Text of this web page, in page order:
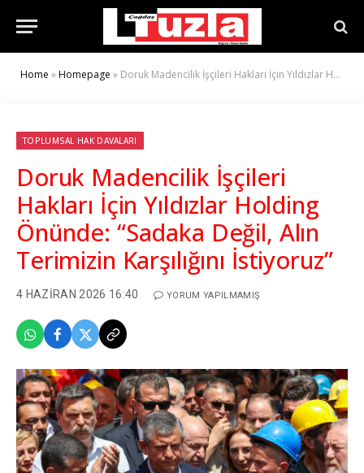
Home »Homepage » Doruk Madencilik İşçileri Hakları İçin Yıldızlar Holding Önünde: “Sadaka Değil, Alın Terimizin Karşılığını İstiyoruz”
TOPLUMSAL HAK DAVALARI
Doruk Madencilik İşçileri
Hakları İçin Yıldızlar Holding
Önünde: “Sadaka Değil, Alın
Terimizin Karşılığını İstiyoruz”
4 HAZIRAN 2026 16:40 YORUM YAPILMAMIŞ